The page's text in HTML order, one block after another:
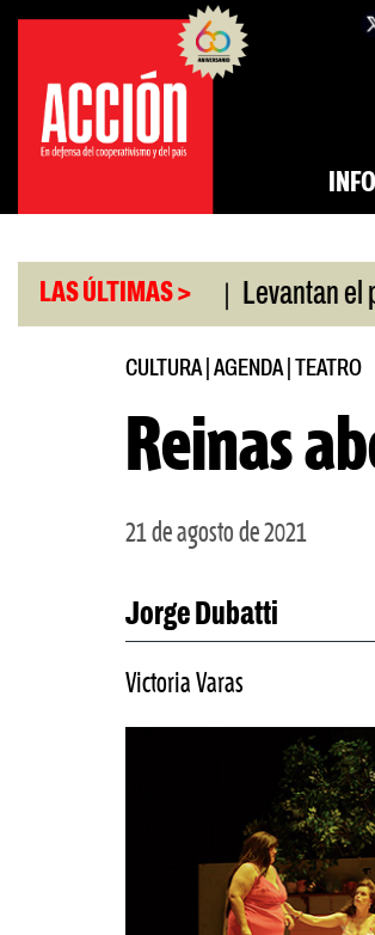
Saltar
contenido
LAS ÚLTIMAS >
con China | Levantan el paro
CULTURA| AGENDA| TEATRO
Reinas
21 de agosto de 2021
Jorge Dubatti
Victoria Varas